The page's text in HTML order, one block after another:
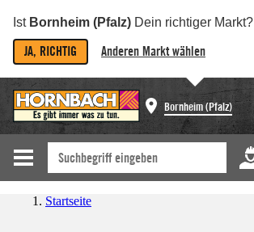
Ist Bornheim (Pfalz) Dein richtiger Markt?
JA, RICHTIG Anderen Markt wählen
Bornheim (Pfalz)
Startseite